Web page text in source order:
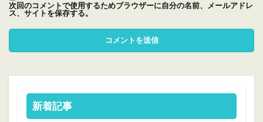
次回のコメントで使用するためブラウザーに自分の名前、メールアドレ
ス、サイトを保存する。
新着記事